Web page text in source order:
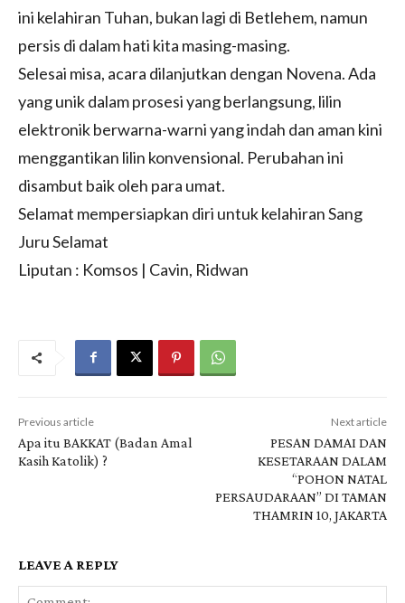
ini kelahiran Tuhan, bukan lagi di Betlehem, namun
persis di dalam hati kita masing-masing.
Selesai misa, acara dilanjutkan dengan Novena. Ada
yang unik dalam prosesi yang berlangsung, lilin
elektronik berwarna-warni yang indah dan aman kini
menggantikan lilin konvensional. Perubahan ini
disambut baik oleh para umat.
Selamat mempersiapkan diri untuk kelahiran Sang
Juru Selamat
Liputan : Komsos | Cavin, Ridwan
Previous article
Apa itu BAKKAT (Badan Amal
Kasih Katolik) ?
Next article
PESAN DAMAI DAN
KESETARAAN DALAM
“POHON NATAL
PERSAUDARAAN” DI TAMAN
THAMRIN 10, JAKARTA
LEAVE A REPLY